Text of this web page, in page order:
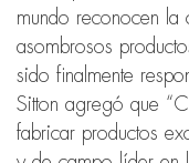
mundo reconocen la
asombrosos
sido finalmente
Sitton agregó que
fabricar productos